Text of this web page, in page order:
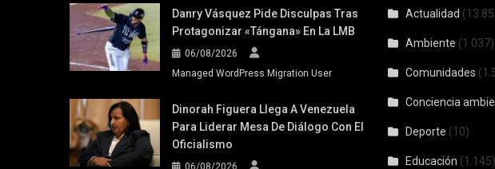
Danry Vásquez Pide Disculpas Tras
Protagonizar «tángana» En La LMB
06/08/2026
Managed WordPress Migration User
Dinorah Figuera Llega A Venezuela
Para Liderar Mesa De Diálogo Con El
Oficialismo
Actualidad
Ambiente (1.037)
Comunidades
Conciencia
Deporte (10)
Educación (1.145)